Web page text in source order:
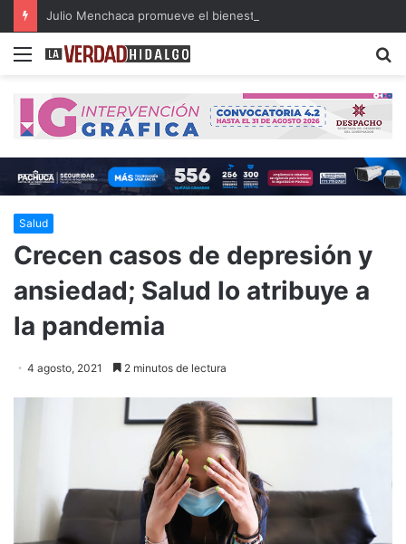
Menu
Salud
Crecen casos de depresión y
ansiedad; Salud lo atribuye a
la pandemia
4 agosto, 2021 2 minutos de lectura